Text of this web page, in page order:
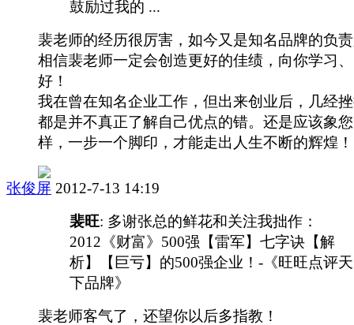
鼓励过我的 ...
裴老师的经历很厉害，如今又是知名品牌的负
相信裴老师一定会创造更好的佳绩，向你学习
好！
我在曾在知名企业工作，但出来创业后，几经
都是并不真正了解自己优点的错。还是应该象
样，一步一个脚印，才能走出人生不断的辉煌！
张俊屏 2012-7-13 14:19
裴旺: 多谢张总的鲜花和关注我拙作：
2012《财富》500强【雷军】七字诀【解
析】【巨亏】的500强企业！-《旺旺点评天
下品牌》
裴老师客气了，还望你以后多指教！